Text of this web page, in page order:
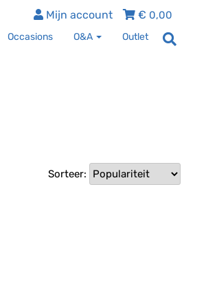
€ 0,00
Mijn account
Occasions O&A Outlet
Sorteer: